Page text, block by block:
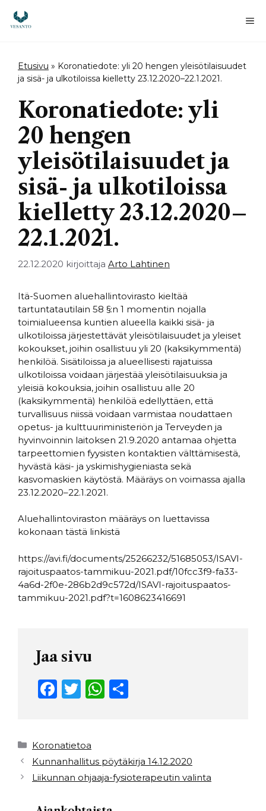
sisältöön
Etusivu » Koronatiedote: yli 20 hengen yleisötilaisuudet
ja sisä- ja ulkotiloissa kielletty 23.12.2020–22.1.2021.
Koronatiedote: yli
20 hengen
yleisötilaisuudet ja
sisä- ja ulkotiloissa
kielletty 23.12.2020–
22.1.2021.
22.12.2020 kirjoittaja Arto Lahtinen
Itä-Suomen aluehallintovirasto kieltää
tartuntatautilain 58 §:n 1 momentin nojalla
toimialueensa kuntien alueella kaikki sisä- ja
ulkotiloissa järjestettävät yleisötilaisuudet ja yleiset
kokoukset, joihin osallistuu yli 20 (kaksikymmentä)
henkilöä. Sisätiloissa ja alueellisesti rajatuissa
ulkotiloissa voidaan järjestää yleisötilaisuuksia ja
yleisiä kokouksia, joihin osallistuu alle 20
(kaksikymmentä) henkilöä edellyttäen, että
turvallisuus niissä voidaan varmistaa noudattaen
opetus- ja kulttuuriministeriön ja Terveyden ja
hyvinvoinnin laitoksen 21.9.2020 antamaa ohjetta
tarpeettomien fyysisten kontaktien välttämisestä,
hyvästä käsi- ja yskimishygieniasta sekä
kasvomaskien käytöstä. Määräys on voimassa ajalla
23.12.2020–22.1.2021.
Aluehallintoviraston määräys on luettavissa
kokonaan tästä linkistä
https://avi.fi/documents/25266232/51685053/ISAVI-
rajoituspaatos-tammikuu-2021.pdf/10fcc3f9-fa33-
4a6d-2f0e-286b2d9c572d/ISAVI-rajoituspaatos-
tammikuu-2021.pdf?t=1608623416691
Jaa sivu
F
e
b
o
o
T
t
e
r
W
A
p
p
Kategoriat
Koronatietoa
Kunnanhallitus pöytäkirja 14.12.2020
Liikunnan ohjaaja-fysioterapeutin valinta